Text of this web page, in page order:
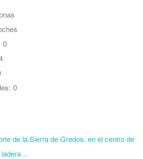
0
0
de la Sierra de Gredos, en el centro de
...